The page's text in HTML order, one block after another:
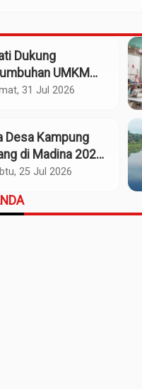
Dukung
UMKM
Kampoeng
31 Jul 2026
Desa Kampung
di Madina 2025:
Rp965 Juta,
25 Jul 2026